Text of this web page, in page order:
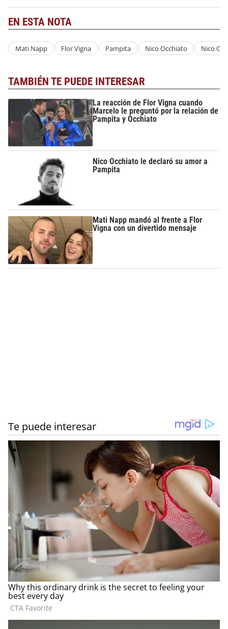
EN ESTA NOTA
Mati Napp Flor Vigna Pampita Nico Occhiato Nico
TAMBIÉN TE PUEDE INTERESAR
La reacción de Flor Vigna cuando
Marcelo le preguntó por la relación de
Pampita y Occhiato
Nico Occhiato le declaró su amor a
Pampita
Mati Napp mandó al frente a Flor
Vigna con un divertido mensaje